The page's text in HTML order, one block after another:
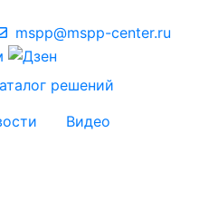
mspp@mspp-center.ru
решений
Видео